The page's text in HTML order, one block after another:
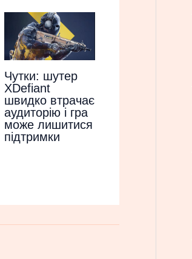
Чутки: шутер
XDefiant
швидко втрачає
аудиторію і гра
може лишитися
підтримки